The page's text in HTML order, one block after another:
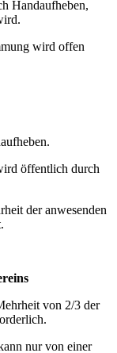
Handaufheben,
wird offen
öffentlich durch
der anwesenden
von 2/3 der
nur von einer